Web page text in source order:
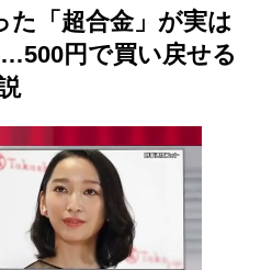
た「超合金」が実は
円で買い戻せる